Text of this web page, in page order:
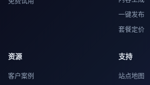
一键发布
套餐定价
资源
客户案例
支持
站点地图